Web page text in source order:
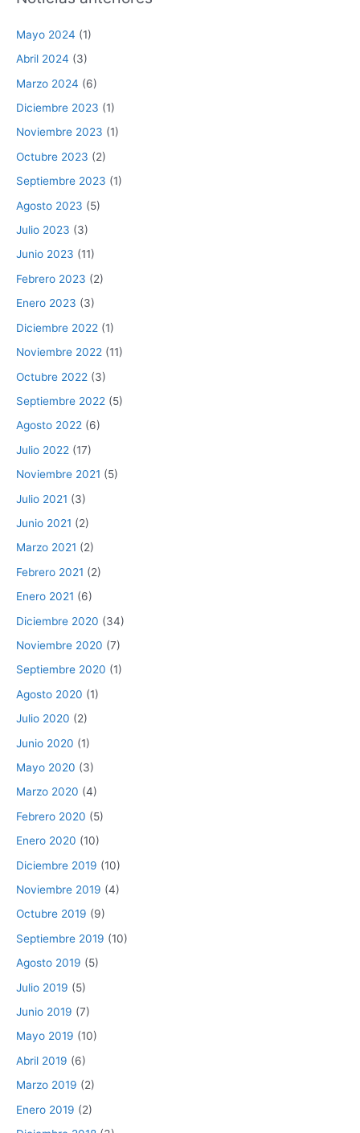
Mayo 2024 (1)
Abril 2024 (3)
Marzo 2024 (6)
Diciembre 2023 (1)
Noviembre 2023 (1)
Octubre 2023 (2)
Septiembre 2023 (1)
Agosto 2023 (5)
Julio 2023 (3)
Junio 2023 (11)
Febrero 2023 (2)
Enero 2023 (3)
Diciembre 2022 (1)
Noviembre 2022 (11)
Octubre 2022 (3)
Septiembre 2022 (5)
Agosto 2022 (6)
Julio 2022 (17)
Noviembre 2021 (5)
Julio 2021 (3)
Junio 2021 (2)
Marzo 2021 (2)
Febrero 2021 (2)
Enero 2021 (6)
Diciembre 2020 (34)
Noviembre 2020 (7)
Septiembre 2020 (1)
Agosto 2020 (1)
Julio 2020 (2)
Junio 2020 (1)
Mayo 2020 (3)
Marzo 2020 (4)
Febrero 2020 (5)
Enero 2020 (10)
Diciembre 2019 (10)
Noviembre 2019 (4)
Octubre 2019 (9)
Septiembre 2019 (10)
Agosto 2019 (5)
Julio 2019 (5)
Junio 2019 (7)
Mayo 2019 (10)
Abril 2019 (6)
Marzo 2019 (2)
Enero 2019 (2)